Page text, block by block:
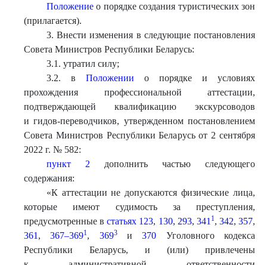
Положениео порядке создания туристических зон
(прилагается).
3. Внести изменения в следующие постановления
Совета Министров Республики Беларусь:
3.1. утратил силу;
3.2. в Положении о порядке и условиях
прохождения профессиональной аттестации,
подтверждающей квалификацию экскурсоводов
и гидов-переводчиков, утвержденном постановлением
Совета Министров Республики Беларусь от 2 сентября
2022 г. № 582:
пункт 2 дополнить частью следующего
содержания:
«К аттестации не допускаются физические лица,
которые имеют судимость за преступления,
предусмотренные встатьях 123, 130, 293, 341 1, 342, 357,
361 ,367–3691, 3693и370 Уголовного кодекса
Республики Беларусь, и (или) привлечены